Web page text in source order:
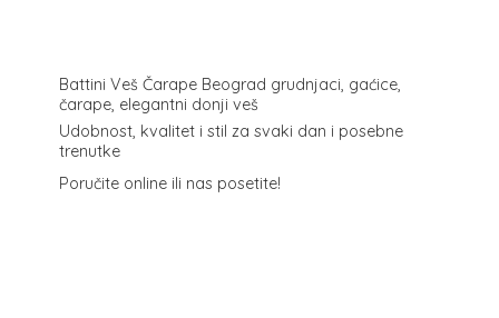
Battini Veš Čarape Beograd grudnjaci, gaćice,
čarape, elegantni donji veš
Udobnost, kvalitet i stil za svaki dan i posebne
trenutke
Poručite online ili nas posetite!